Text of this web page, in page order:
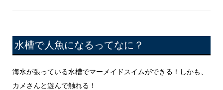
水槽で人魚になるってなに？
海水が張っている水槽でマーメイドスイムができる！しかも、
カメさんと遊んで触れる！